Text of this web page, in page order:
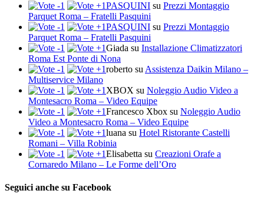
PASQUINI su Prezzi Montaggio
Parquet Roma – Fratelli Pasquini
PASQUINI su Prezzi Montaggio
Parquet Roma – Fratelli Pasquini
Giada su Installazione Climatizzatori
Roma Est Ponte di Nona
roberto su Assistenza Daikin Milano –
Multiservice Milano
XBOX su Noleggio Audio Video a
Montesacro Roma – Video Equipe
Francesco Xbox su Noleggio Audio
Video a Montesacro Roma – Video Equipe
luana su Hotel Ristorante Castelli
Romani – Villa Robinia
Elisabetta su Creazioni Orafe a
Cornaredo Milano – Le Forme dell’Oro
Seguici anche su Facebook